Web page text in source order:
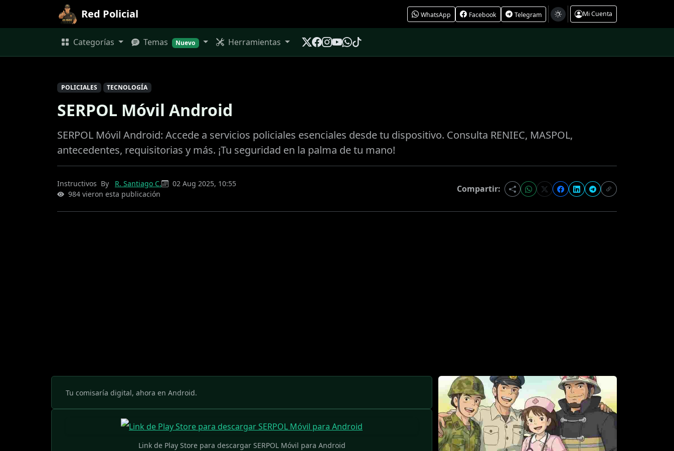
Red Policial WhatsApp Facebook Telegram Mi Cuenta
Categorías Temas Nuevo Herramientas
POLICIALES TECNOLOGÍA
SERPOL Móvil Android
SERPOL Móvil Android: Accede a servicios policiales esenciales desde tu dispositivo. Consulta RENIEC, MASPOL,
antecedentes, requisitorias y más. ¡Tu seguridad en la palma de tu mano!
Instructivos By R. Santiago C.
02 Aug 2025, 10:55
984 vieron esta publicación
Compartir:
Tu comisaría digital, ahora en Android.
Link de Play Store para descargar SERPOL Móvil para Android